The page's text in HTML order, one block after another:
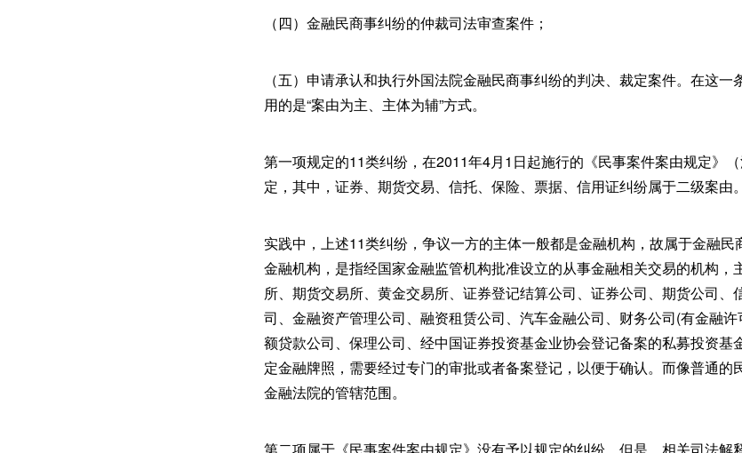
（四）金融民商事纠纷的仲裁司法审查案件；
（五）申请承认和执行外国法院金融民商事纠纷的判决、裁定案件。在这
用的是“案由为主、主体为辅”方式。
第一项规定的11类纠纷，在2011年4月1日起施行的《民事案件案由规定》
定，其中，证券、期货交易、信托、保险、票据、信用证纠纷属于二级案由。
实践中，上述11类纠纷，争议一方的主体一般都是金融机构，故属于金融
金融机构，是指经国家金融监管机构批准设立的从事金融相关交易的机构，
所、期货交易所、黄金交易所、证券登记结算公司、证券公司、期货公司、
司、金融资产管理公司、融资租赁公司、汽车金融公司、财务公司(有金融
额贷款公司、保理公司、经中国证券投资基金业协会登记备案的私募投资基
定金融牌照，需要经过专门的审批或者备案登记，以便于确认。而像普通的
金融法院的管辖范围。